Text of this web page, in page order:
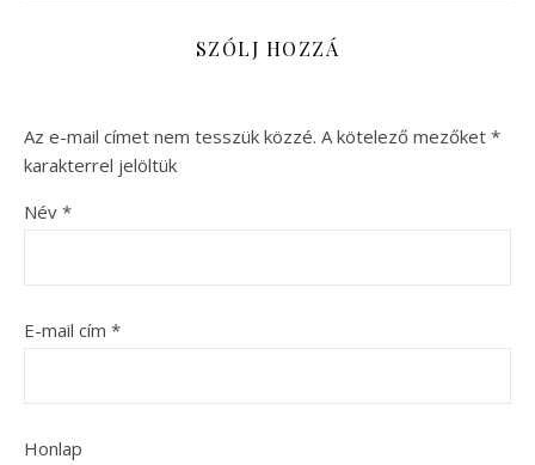
SZÓLJ HOZZÁ
Az e-mail címet nem tesszük közzé. A kötelező mezőket *
karakterrel jelöltük
Név *
E-mail cím *
Honlap